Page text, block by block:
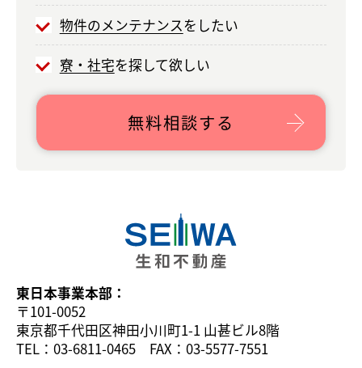
物件のメンテナンスをしたい
寮・社宅を探して欲しい
無料相談する
東日本事業本部：
〒101-0052
東京都千代田区神田小川町1-1 山甚ビル8階
TEL：03-6811-0465 FAX：03-5577-7551